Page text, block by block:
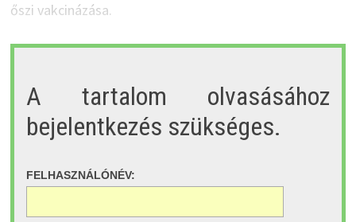
őszi vakcinázása.
A tartalom olvasásához
bejelentkezés szükséges.
FELHASZNÁLÓNÉV: